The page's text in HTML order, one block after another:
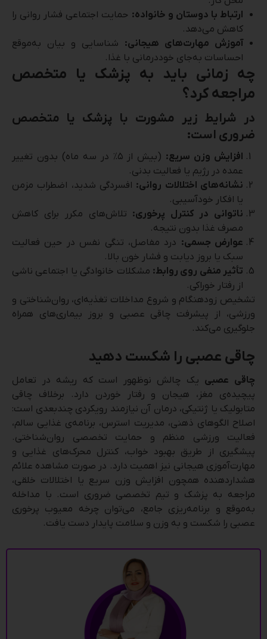
ارتباط با دوستان و خانواده: حمایت اجتماعی فشار روانی را
کاهش می‌دهد.
آموزش مهارت‌های هیجانی: شناسایی و بیان به‌موقع
احساسات به‌جای خوددرمانی با غذا.
چه زمانی باید به پزشک یا متخصص
مراجعه کرد؟
در شرایط زیر مشورت با پزشک یا متخصص
ضروری است:
افزایش وزن سریع:
(بیش از ۵٪ در سه ماه) بدون تغییر
عمده در رژیم یا فعالیت بدنی.
نشانه‌های اختلالات روانی: افسردگی شدید، اضطراب مزمن
یا افکار خودآسیبی.
ناتوانی در کنترل پرخوری: تلاش‌های مکرر برای کاهش
مصرف غذا بدون نتیجه.
عوارض جسمی: درد مفاصل، تنگی نفس در حین فعالیت
سبک یا بروز دیابت و فشار خون بالا.
تأثیر منفی روی روابط: مشکلات خانوادگی یا اجتماعی ناشی
از رفتار خوراکی.
تشخیص زودهنگام و شروع مداخلات تغذیه‌ای، روان‌شناختی و
ورزشی، از پیشرفت چاقی عصبی و بروز بیماری‌های همراه
جلوگیری می‌کند.
چاقی عصبی را شکست دهید
چاقی عصبی یک چالش نوظهور است که ریشه در تعامل
پیچیده‌ی مغز، هیجان و رفتار خوردن دارد. برخلاف چاقی
متابولیک یا ژنتیکی، درمان آن نیازمند رویکردی چندبعدی است:
اصلاح الگوهای ذهنی، مدیریت استرس، برنامه‌ی غذایی سالم،
فعالیت ورزشی منظم و حمایت تخصصی روان‌شناختی.
پیشگیری از طریق بهبود خواب، کنترل محرک‌های غذایی و
مهارت‌آموزی هیجانی نیز اهمیت دارد. در صورت مشاهده علائم
هشداردهنده همچون افزایش وزن سریع یا اختلالات خلقی،
مراجعه به پزشک و تیم تخصصی ضروری است. با مداخله
به‌موقع و برنامه‌ریزی جامع، می‌توان چرخه معیوب پرخوری
عصبی را شکست و به وزن و سلامت پایدار دست یافت.